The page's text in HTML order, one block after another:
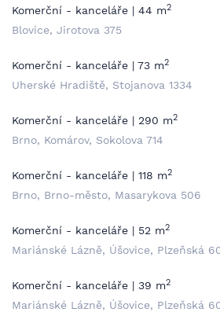
Komerční - kanceláře | 44 m2
Blovice, Jirotova 375
Komerční - kanceláře | 73 m2
Uherské Hradiště, Stojanova 1334
Komerční - kanceláře | 290 m2
Brno, Komárov, Sokolova 714
Komerční - kanceláře | 118 m2
Brno, Brno-město, Masarykova 506
Komerční - kanceláře | 52 m2
Mariánské Lázně, Úšovice, Plzeňská
Komerční - kanceláře | 39 m2
Mariánské Lázně, Úšovice, Plzeňská